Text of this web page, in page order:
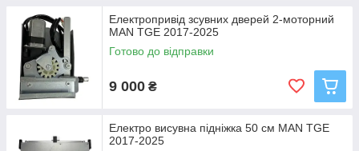
Електропривід зсувних дверей 2-моторний
MAN TGE 2017-2025
Готово до відправки
9 000 ₴
Електро висувна підніжка 50 см MAN TGE
2017-2025